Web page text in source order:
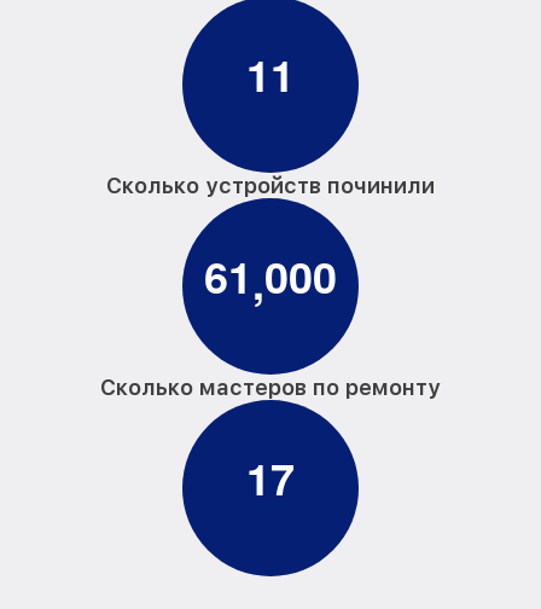
11
Сколько устройств починили
61,000
Сколько мастеров по ремонту
17